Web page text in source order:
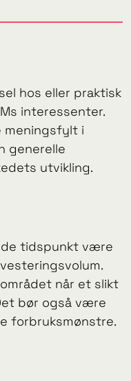
hos eller praktisk
interessenter.
meningsfylt i
generelle
utvikling.
tidspunkt være
når et slikt
bør også være
forbruksmønstre.